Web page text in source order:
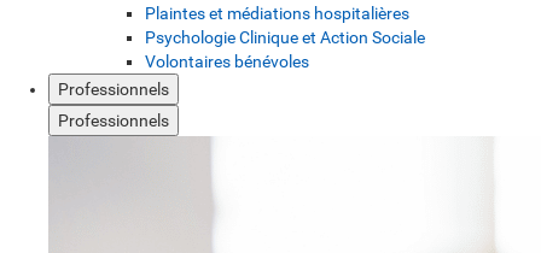
Plaintes et médiations hospitalières
Psychologie Clinique et Action Sociale
Volontaires bénévoles
Professionnels
Professionnels